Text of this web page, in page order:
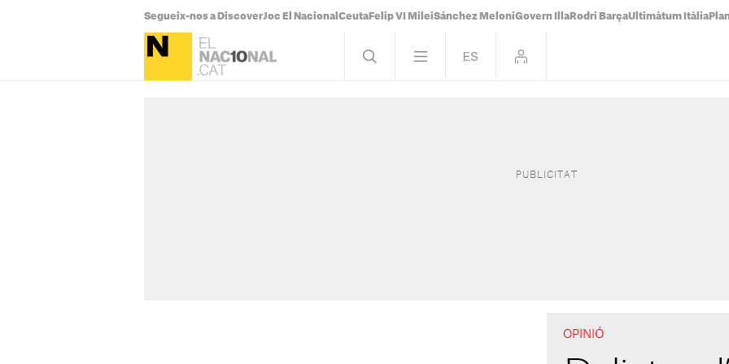
Segueix-nos a DiscoverJoc El Nacional Ceuta Felip VI MileiSánchez MeloniGovern Illa Rodri BarçaUltimàtum Itàlia
OPINIÓ